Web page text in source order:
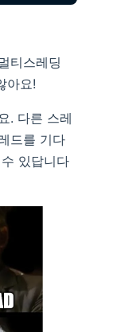
티스레딩
아요!
. 다른 스레
드를 기다
있답니다